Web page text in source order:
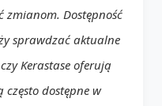
zmianom. Dostępność
sprawdzać aktualne
Kerastase oferują
często dostępne w